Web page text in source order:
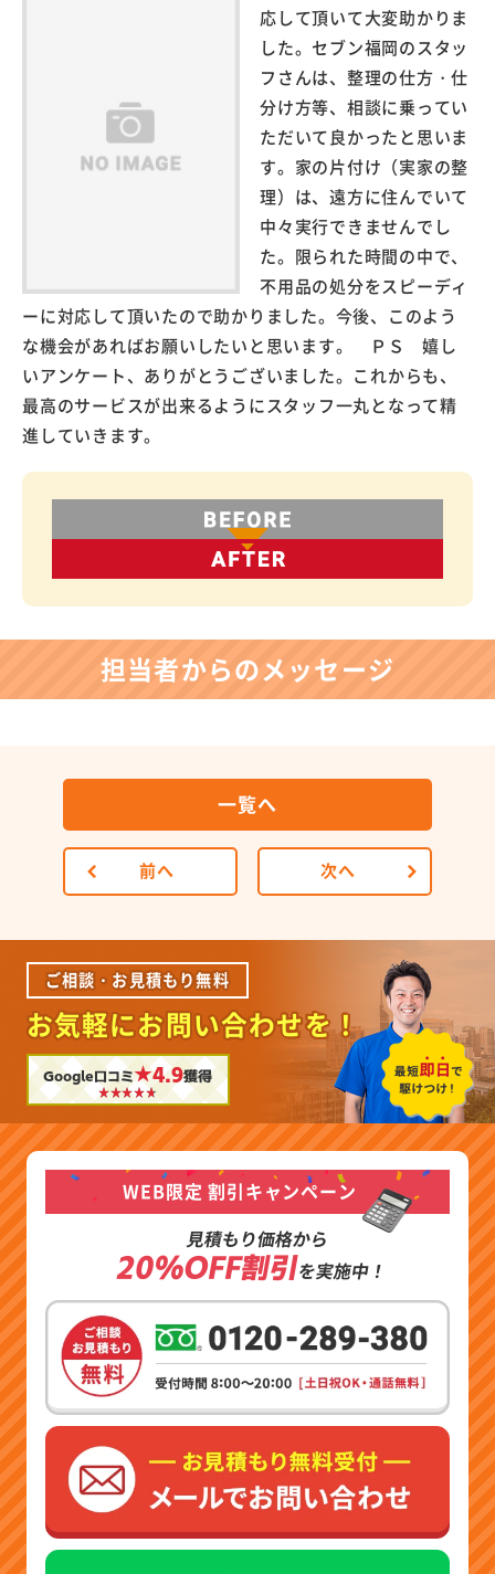
応して頂いて大変助かりま
した。セブン福岡のスタッ
フさんは、整理の仕方・仕
分け方等、相談に乗ってい
ただいて良かったと思いま
す。家の片付け（実家の整
理）は、遠方に住んでいて
中々実行できませんでし
た。限られた時間の中で、
不用品の処分をスピーディ
ーに対応して頂いたので助かりました。今後、このよう
な機会があればお願いしたいと思います。 ＰＳ 嬉し
いアンケート、ありがとうございました。これからも、
最高のサービスが出来るようにスタッフ一丸となって精
進していきます。
担当者からのメッセージ
前へ
一覧へ
次へ
ご相談・お見積もり無料
お気軽にお問い合わせを！
Google口コミ★4.9獲得
WEB限定 割引キャンペーン
見積もり価格から
20%OFF割引を実施中！